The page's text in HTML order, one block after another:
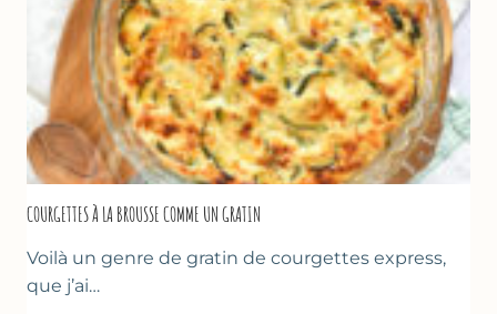
–
CUISSON
AU
FOUR
COURGETTES À LA BROUSSE COMME UN GRATIN
Voilà un genre de gratin de courgettes express,
que j’ai…